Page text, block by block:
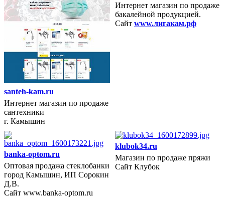
santeh-kam.ru
Интернет магазин по продаже
сантехники
г. Камышин
2019 год
Интернет магазин по продаже
бакалейной продукцией.
Сайт www.лигакам.рф
banka-optom.ru
Оптовая продажа стеклобанки
город Камышин, ИП Сорокин
Д.В.
Сайт www.banka-optom.ru
2018 год
klubok34.ru
Магазин по продаже пряжи
Сайт Клубок